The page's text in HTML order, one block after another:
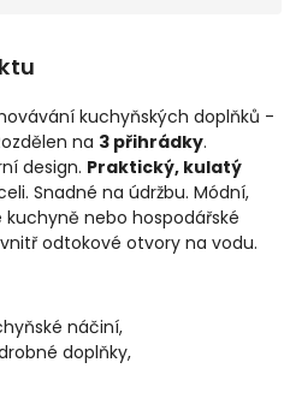
kuchyňských doplňků -
na 3 přihrádky.
design. Praktický, kulatý
Snadné na údržbu. Módní,
kuchyně nebo hospodářské
odtokové otvory na vodu.
náčiní,
doplňky,